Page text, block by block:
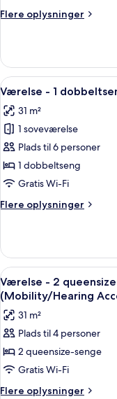
-
gårdsplads
Flere oplysninger
Flere
-
soveværelse
udsigt
til
gårdsplads
Indlæs
alle
billeder
af
Værelse
-
1
(View)
8
Værelse - 1
31 m²
1 soveværelse
Plads til 6 personer
1 dobbeltseng
Gratis Wi-Fi
Flere oplysninger
Flere
-
dobbeltseng
(View)
Indlæs
alle
billeder
af
Værelse
-
2
queensize-
6
Værelse - 2
(Mobility/Hearing
31 m²
Plads til 4 personer
2 queensize-senge
Gratis Wi-Fi
Flere oplysninger
Flere